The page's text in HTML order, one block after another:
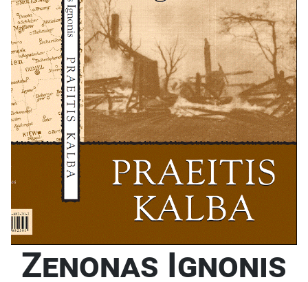
ir pavojingakapeliono kasdienybė.
Z. Ignonis nuolat atsidurdavo
kryžminėje ugnyje: sovietų
partizanai jį laikė priešu dėl
bendravimo su vokiečiais,
okupantams jis buvo neparankus
kaip gyvas priekaištas, lenkų
nacionalistai į jį žvelgė su
nepasitikėjimu dėl pabrėžiamos
lietuvybės, o lietuvių karius jis nuolat
ragino elgtis žmoniškai.
karo atskleistas blogąsias žmogaus
savybes – sadizmą, gobšumą,
sutiktu padoriu žmogumi. Jo
užrašuose atsispindi ne didvyriški
Zenonas Ignonis